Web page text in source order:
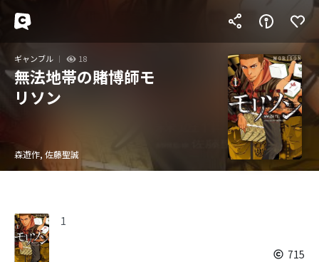
ギャンブル 18
無法地帯の賭博師モ
リソン
森遊作, 佐藤聖誠
1
715